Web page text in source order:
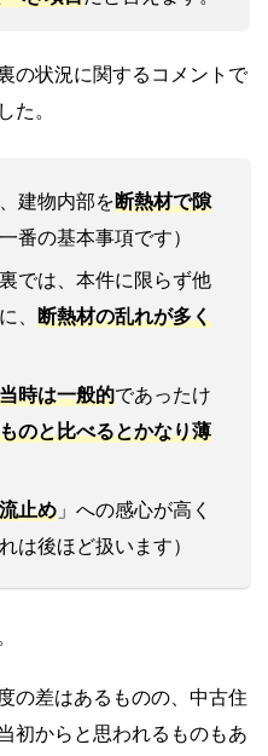
の状況に関するコメントで
た。
建物内部を断熱材で隙
番の基本事項です）
では、本件に限らず他
、 断熱材の乱れが多く
当時は一般的であったけ
のと比べるとかなり薄
止め 」への感心が高く
は後ほど扱います）
の差はあるものの、中古住
初からと思われるものもあ